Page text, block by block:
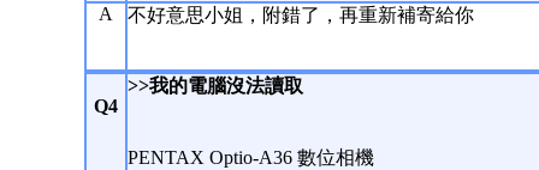
A 不好意思小姐，附錯了，再重新補寄給你
Q4
>>我的電腦沒法讀取
PENTAX Optio-A36 數位相機